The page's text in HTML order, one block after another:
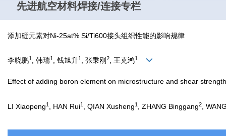
先进航空材料焊接/连接专栏
添加硼元素对Ni-25at% Si/Ti600接头组织性能的影响规律
李晓鹏1 , 韩瑞1 , 钱旭升1 , 张秉刚 2, 王克鸿1
Effect of adding boron element on microstructure and shear
LI Xiaopeng1 , HAN Rui1 , QIAN Xusheng1 , ZHANG Binggang2 ,